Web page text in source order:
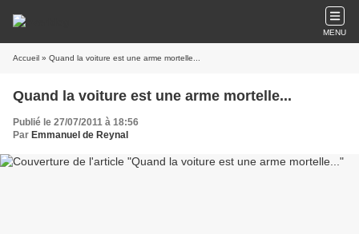
MENU
Accueil » Quand la voiture est une arme mortelle...
Quand la voiture est une arme mortelle...
Publié le 27/07/2011 à 18:56
Par Emmanuel de Reynal